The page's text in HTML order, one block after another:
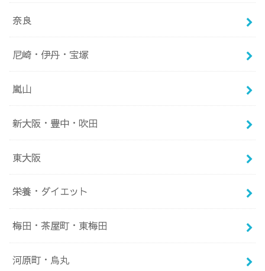
奈良
尼崎・伊丹・宝塚
嵐山
新大阪・豊中・吹田
東大阪
栄養・ダイエット
梅田・茶屋町・東梅田
河原町・烏丸